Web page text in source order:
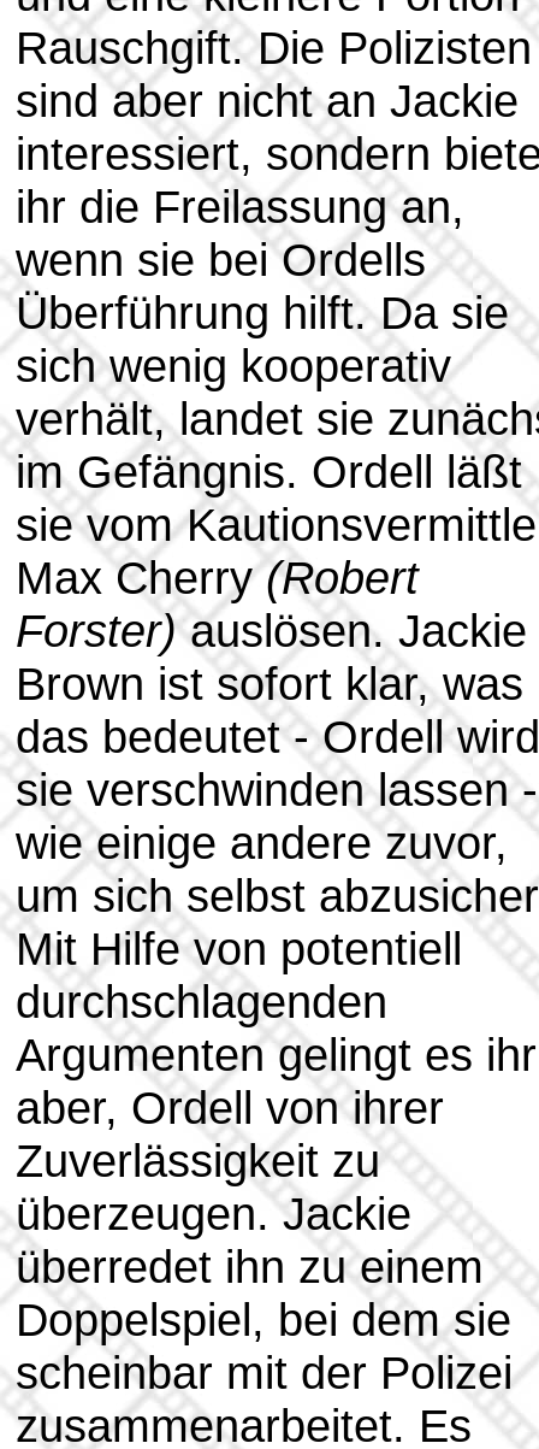
Rauschgift. Die Polizisten
sind aber nicht an Jackie
interessiert, sondern
ihr die Freilassung an,
wenn sie bei Ordells
Überführung hilft. Da sie
sich wenig kooperativ
verhält, landet sie
im Gefängnis. Ordell läßt
sie vom
Max Cherry(Robert
Forster)auslösen. Jackie
Brown ist sofort klar, was
das bedeutet - Ordell wird
sie verschwinden lassen -
wie einige andere zuvor,
um sich selbst
Mit Hilfe von potentiell
durchschlagenden
Argumenten gelingt es ihr
aber, Ordell von ihrer
Zuverlässigkeit zu
überzeugen. Jackie
überredet ihn zu einem
Doppelspiel, bei dem sie
scheinbar mit der Polizei
zusammenarbeitet. Es